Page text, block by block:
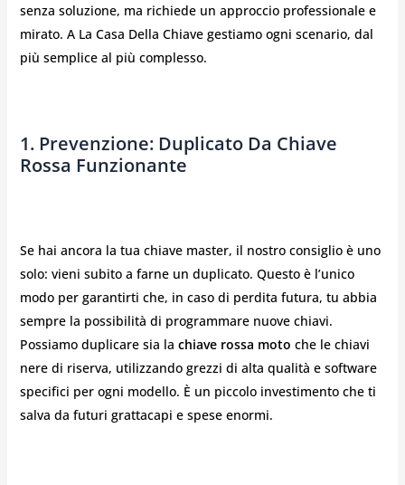
senza soluzione, ma richiede un approccio professionale e
mirato. A La Casa Della Chiave gestiamo ogni scenario, dal
più semplice al più complesso.
1. Prevenzione: Duplicato Da Chiave
Rossa Funzionante
Se hai ancora la tua chiave master, il nostro consiglio è uno
solo: vieni subito a farne un duplicato. Questo è l’unico
modo per garantirti che, in caso di perdita futura, tu abbia
sempre la possibilità di programmare nuove chiavi.
Possiamo duplicare sia la chiave rossa moto che le chiavi
nere di riserva, utilizzando grezzi di alta qualità e software
specifici per ogni modello. È un piccolo investimento che ti
salva da futuri grattacapi e spese enormi.